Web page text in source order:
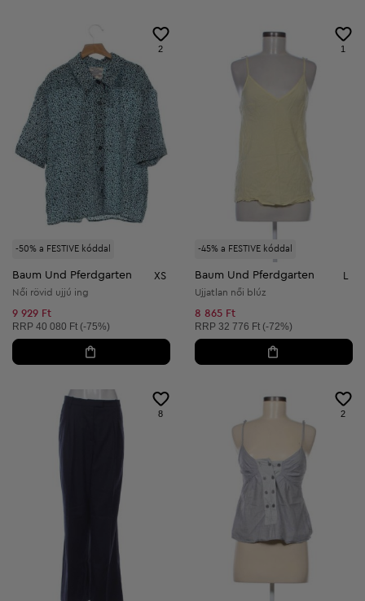
-50% a FESTIVE kóddal
2
Baum Und Pferdgarten XS
Női rövid ujjú ing
9 929 Ft
Ajánlott ár:
RRP 40 080 Ft (-75%)
-45% a FESTIVE kóddal
1
Baum Und Pferdgarten
Ujjatlan női blúz
8 865 Ft
Ajánlott ár:
RRP 32 776 Ft (-72%)
8 2